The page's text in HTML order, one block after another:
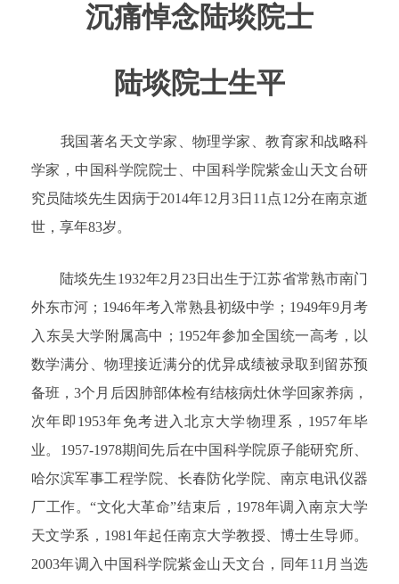
沉痛悼念陆埮院士
陆埮院士生平
我国著名天文学家、物理学家、教育家和战略科
学家，中国科学院院士、中国科学院紫金山天文台研
究员陆埮先生因病于2014年12月3日11点12分在南京逝
世，享年83岁。
陆埮先生1932年2月23日出生于江苏省常熟市南门
外东市河；1946年考入常熟县初级中学；1949年9月考
入东吴大学附属高中；1952年参加全国统一高考，以
数学满分、物理接近满分的优异成绩被录取到留苏预
备班，3个月后因肺部体检有结核病灶休学回家养病，
次年即1953年免考进入北京大学物理系，1957年毕
业。1957-1978期间先后在中国科学院原子能研究所、
哈尔滨军事工程学院、长春防化学院、南京电讯仪器
厂工作。“文化大革命”结束后，1978年调入南京大学
天文学系，1981年起任南京大学教授、博士生导师。
2003年调入中国科学院紫金山天文台，同年11月当选